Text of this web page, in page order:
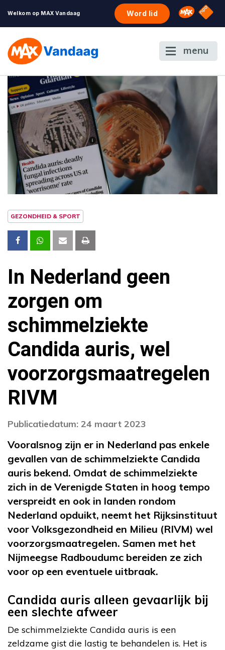
Welkom op MAX Vandaag Word lid Omroep
NPO
menu
GEZONDHEID & SPORT
In Nederland geen
zorgen om
schimmelziekte
Candida auris, wel
voorzorgsmaatregelen
RIVM
Publicatiedatum: 24 maart 2023
Vooralsnog zijn er in Nederland pas enkele
gevallen van de schimmelziekte Candida
auris bekend. Omdat de schimmelziekte
zich in de Verenigde Staten in hoog tempo
verspreidt en ook in landen rondom
Nederland opduikt, neemt het Rijksinstituut
voor Volksgezondheid en Milieu (RIVM) wel
voorzorgsmaatregelen. Samen met het
Nijmeegse Radboudumc bereiden ze zich
voor op een eventuele uitbraak.
Candida auris alleen gevaarlijk bij
een slechte afweer
De schimmelziekte Candida auris is een
zeldzame gist die lastig te behandelen is. Het is